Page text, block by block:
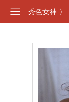
秀色女神 〉